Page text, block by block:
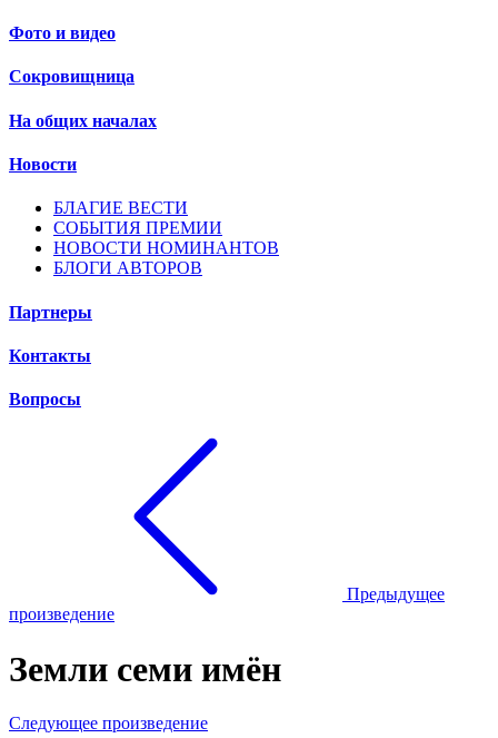
Фото и видео
Сокровищница
На общих началах
Новости
БЛАГИЕ ВЕСТИ
СОБЫТИЯ ПРЕМИИ
НОВОСТИ НОМИНАНТОВ
БЛОГИ АВТОРОВ
Партнеры
Контакты
Вопросы
Предыдущее
произведение
Земли семи имён
Следующее произведение